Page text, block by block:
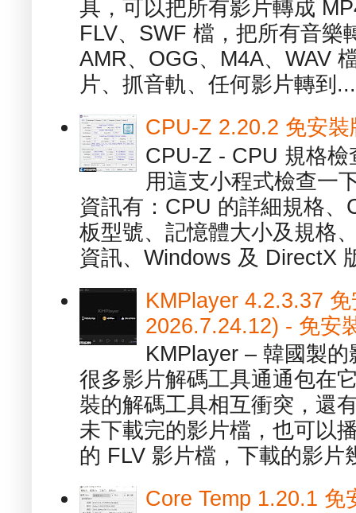
具，可以把所有影片轉成
FLV、SWF 檔，把所有音樂
AMR、OGG、M4A、WAV
片、抓音軌、任何影片轉到...
CPU-Z 2.20.2 免安
CPU-Z - CPU 規格
用這支小程式檢查一
資訊有：CPU 的詳細規格
板型號、記憶體大小及規格
資訊、Windows 及 DirectX
KMPlayer 4.2.3.37
2026.7.24.12) - 免安
KMPlayer – 韓國製
很多影片解碼工具通通包在
裝的解碼工具相互衝突，還
未下載完的影片檔，也可以
的 FLV 影片檔，下載的影片
Core Temp 1.20.1 免